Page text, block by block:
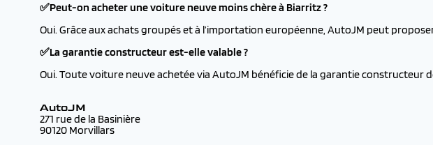
✅Peut-on acheter une voiture neuve moins chère à Biarritz ?
Oui. Grâce aux achats groupés et à l’importation européenne, AutoJM peut
✅La garantie constructeur est-elle valable ?
Oui. Toute voiture neuve achetée via AutoJM bénéficie de la garantie constructeur
AutoJM
271 rue de la Basinière
90120 Morvillars